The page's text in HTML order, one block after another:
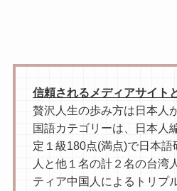
信頼されるメディアサイト
贅沢人生の歩み方は日本人
国語カテゴリーは、日本人
定１級180点(満点)で日本
人と他１名の計２名の台湾
ティア中国人によるトリプ